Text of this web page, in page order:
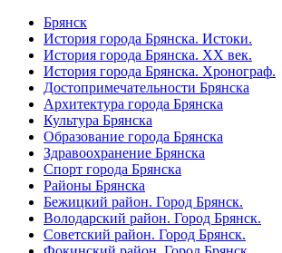
Брянск
История города Брянска. Истоки.
История города Брянска. XX век.
История города Брянска. Хронограф.
Достопримечательности Брянска
Архитектура города Брянска
Культура Брянска
Образование города Брянска
Здравоохранение Брянска
Спорт города Брянска
Районы Брянска
Бежицкий район. Город Брянск.
Володарский район. Город Брянск.
Советский район. Город Брянск.